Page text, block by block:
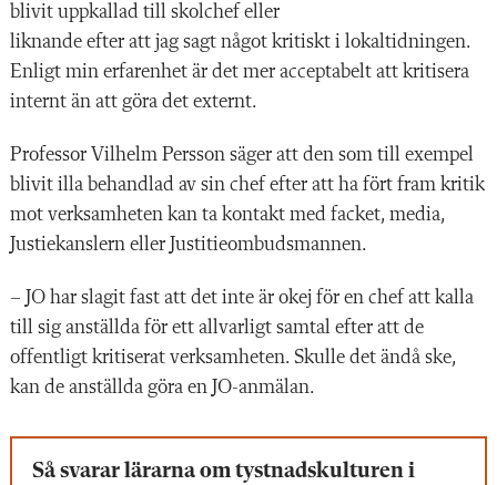
blivit uppkallad till skolchef eller
liknande efter att jag sagt något kritiskt i lokaltidningen.
Enligt min erfarenhet är det mer acceptabelt att kritisera
internt än att göra det externt.
Professor Vilhelm Persson säger att den som till exempel
blivit illa behandlad av sin chef efter att ha fört fram kritik
mot verksamheten kan ta kontakt med facket, media,
Justiekanslern eller Justitieombudsmannen.
– JO har slagit fast att det inte är okej för en chef att kalla
till sig anställda för ett allvarligt samtal efter att de
offentligt kritiserat verksamheten. Skulle det ändå ske,
kan de anställda göra en JO-anmälan.
Så svarar lärarna om tystnadskulturen i